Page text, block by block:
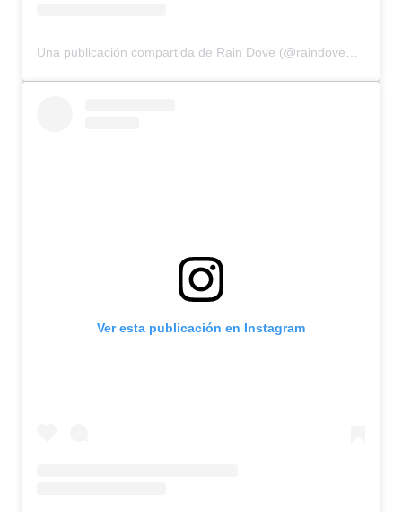
Ver esta publicación en Instagram